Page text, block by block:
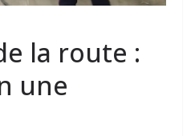
la route :
une